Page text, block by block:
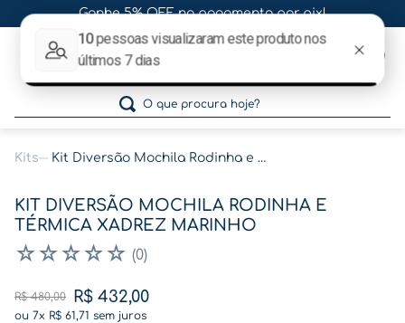
Ganhe 5% OFF no pagamento por pix!
O que procura hoje?
1 º gestante
2 café
4
Kits Kit Diversão Mochila Rodinha e Térmica Xadrez Marinho
KIT DIVERSÃO MOCHILA RODINHA E
TÉRMICA XADREZ MARINHO
☆☆☆☆☆ (0)
R$ 480,00 R$ 432,00
ou 7x R$ 61,71 sem juros